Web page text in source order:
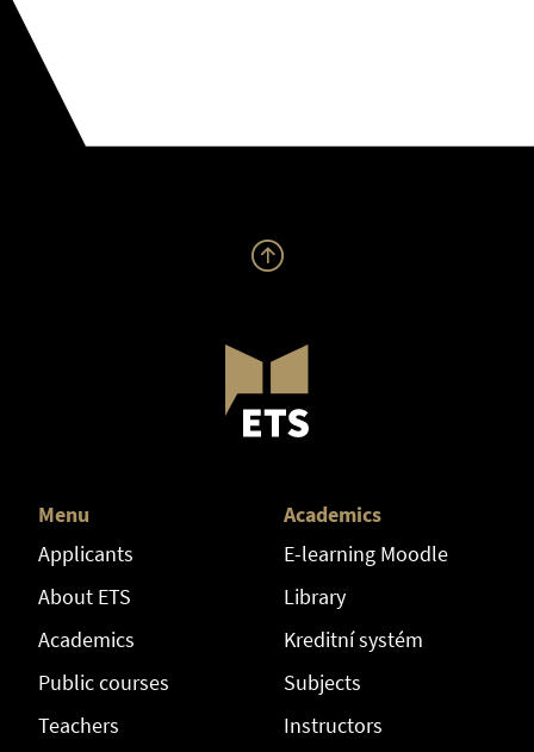
Menu
Applicants
About ETS
Academics
Public courses
Teachers
Academics
E-learning Moodle
Library
Kreditní systém
Subjects
Instructors